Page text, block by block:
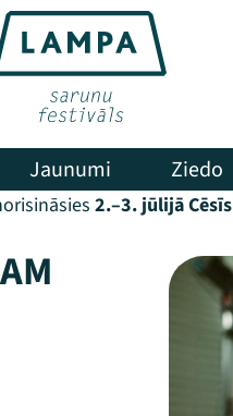
Jaunumi Ziedo
2.–3. jūlijā Cēsīs